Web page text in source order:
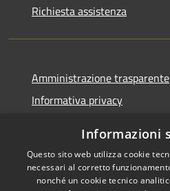
Richiesta assistenza
Amministrazione trasparente
Informativa privacy
Dichiarazione di accessibilità
Informazioni
Questo sito web utilizza cookie
necessari al corretto
nonché un cookie tecnico